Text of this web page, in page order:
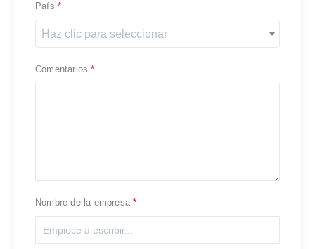
País
Haz clic para seleccionar
Comentarios
Nombre de la empresa